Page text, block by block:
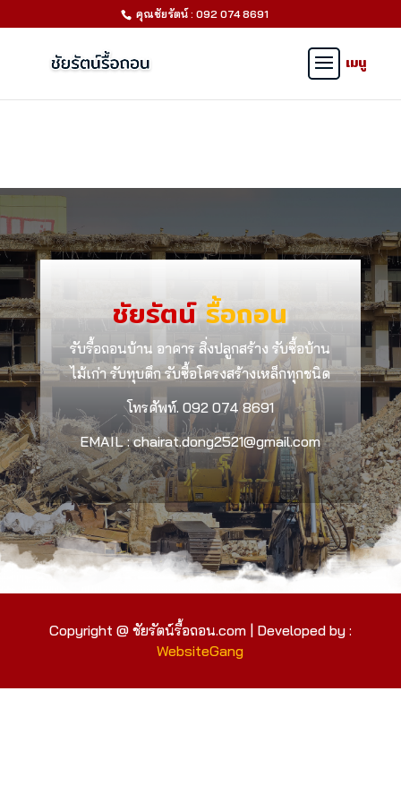
คุณชัยรัตน์ : 092 074 8691
ชัยรัตน์รื้อถอน
รับรื้อถอนบ้าน อาคาร สิ่งปลูกสร้าง รับซื้อบ้าน
ไม้เก่า รับทุบตึก รับซื้อโครงสร้างเหล็กทุกชนิด
โทรศัพท์. 092 074 8691
EMAIL : chairat.dong2521@gmail.com
Copyright @ ชัยรัตน์รื้อถอน.com | Developed by :
WebsiteGang